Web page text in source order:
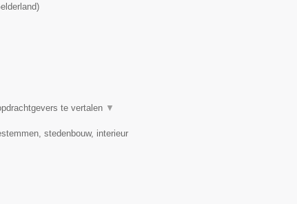
)
te vertalen ▼
stedenbouw, interieur